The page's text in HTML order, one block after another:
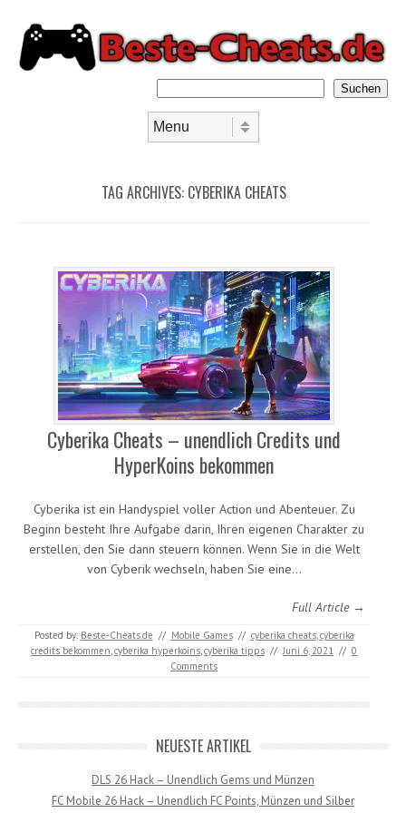
Suchen
TAG ARCHIVES: CYBERIKA CHEATS
Cyberika Cheats – unendlich Credits und
HyperKoins bekommen
Cyberika ist ein Handyspiel voller Action und Abenteuer. Zu
Beginn besteht Ihre Aufgabe darin, Ihren eigenen Charakter zu
erstellen, den Sie dann steuern können. Wenn Sie in die Welt
von Cyberik wechseln, haben Sie eine…
Full Article →
Posted by: Beste-Cheats.de // Mobile Games // cyberika cheats, cyberika
credits bekommen cyberika hyperkoins cyberika tipps // Juni 6, 2021 // 0
Comments
NEUESTE ARTIKEL
DLS 26 Hack – Unendlich Gems und Münzen
FC Mobile 26 Hack – Unendlich FC Points, Münzen und Silber